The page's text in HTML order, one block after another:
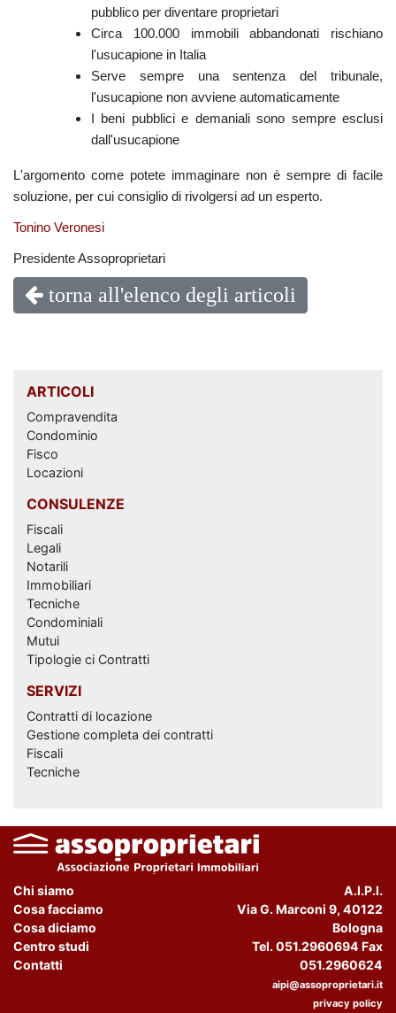
pubblico per diventare proprietari
Circa 100.000 immobili abbandonati rischiano
l'usucapione in Italia
Serve sempre una sentenza del tribunale,
l'usucapione non avviene automaticamente
I beni pubblici e demaniali sono sempre esclusi
dall'usucapione
L'argomento come potete immaginare non è sempre di facile
soluzione, per cui consiglio di rivolgersi ad un esperto.
Tonino Veronesi
Presidente Assoproprietari
torna all'elenco degli articoli
ARTICOLI
Compravendita
Condominio
Fisco
Locazioni
CONSULENZE
Fiscali
Legali
Notarili
Immobiliari
Tecniche
Condominiali
Mutui
Tipologie ci Contratti
SERVIZI
Contratti di locazione
Gestione completa dei contratti
Fiscali
Tecniche
Chi siamo
Cosa facciamo
Cosa diciamo
Centro studi
Contatti
A.I.P.I.
Via G. Marconi 9, 40122
Bologna
Tel. 051.2960694 Fax
051.2960624
aipi@assoproprietari.it
privacy policy